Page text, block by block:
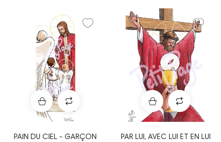
PAIN DU CIEL - GARÇON PAR LUI, AVEC LUI ET EN LUI